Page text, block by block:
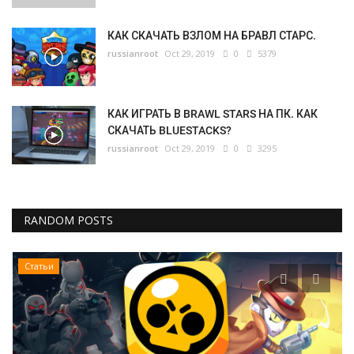
КАК СКАЧАТЬ ВЗЛОМ НА БРАВЛ СТАРС.
russianroot Oct 29, 2019 0 5379
КАК ИГРАТЬ В BRAWL STARS НА ПК. КАК
СКАЧАТЬ BLUESTACKS?
russianroot Oct 29, 2019 0 3295
RANDOM POSTS
Статьи